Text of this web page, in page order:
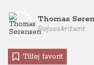
Thomas
Rejseskribent
Tilføj favorit